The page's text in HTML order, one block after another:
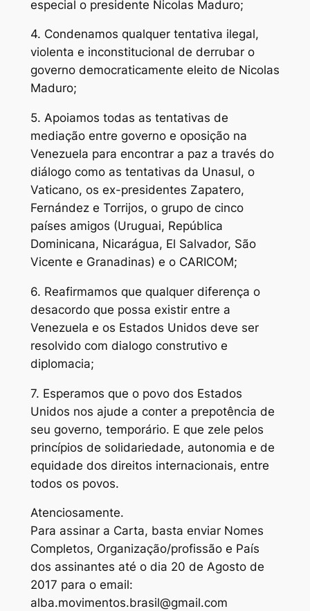
especial o presidente Nicolas Maduro;
4. Condenamos qualquer tentativa ilegal,
violenta e inconstitucional de derrubar o
governo democraticamente eleito de Nicolas
Maduro;
5. Apoiamos todas as tentativas de
mediação entre governo e oposição na
Venezuela para encontrar a paz a través do
diálogo como as tentativas da Unasul, o
Vaticano, os ex-presidentes Zapatero,
Fernández e Torrijos, o grupo de cinco
países amigos (Uruguai, República
Dominicana, Nicarágua, El Salvador, São
Vicente e Granadinas) e o CARICOM;
6. Reafirmamos que qualquer diferença o
desacordo que possa existir entre a
Venezuela e os Estados Unidos deve ser
resolvido com dialogo construtivo e
diplomacia;
7. Esperamos que o povo dos Estados
Unidos nos ajude a conter a prepotência de
seu governo, temporário. E que zele pelos
princípios de solidariedade, autonomia e de
equidade dos direitos internacionais, entre
todos os povos.
Atenciosamente.
Para assinar a Carta, basta enviar Nomes
Completos, Organização/profissão e País
dos assinantes até o dia 20 de Agosto de
2017 para o email:
alba.movimentos.brasil@gmail.com